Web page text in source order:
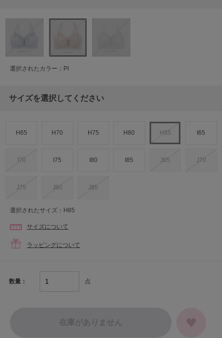
選択されたカラー：PI
サイズを選択してください
H65 H70 H75 H80 H85 I65
I70 I75 I80 I85 J65 J70
J75 J80 J85
選択されたサイズ：H85
サイズについて
ラッピングについて
数量： 点
在庫がありません